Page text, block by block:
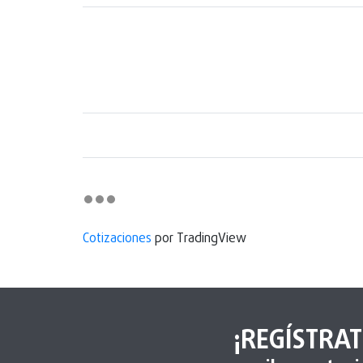
Cotizaciones por TradingView